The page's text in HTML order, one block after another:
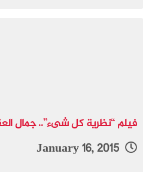
فيلم “نظرية كل شىء”.. جمال